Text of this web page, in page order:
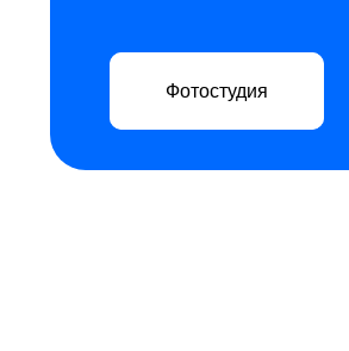
Фотостудия